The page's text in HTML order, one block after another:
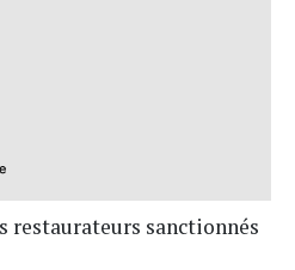
restaurateurs sanctionnés